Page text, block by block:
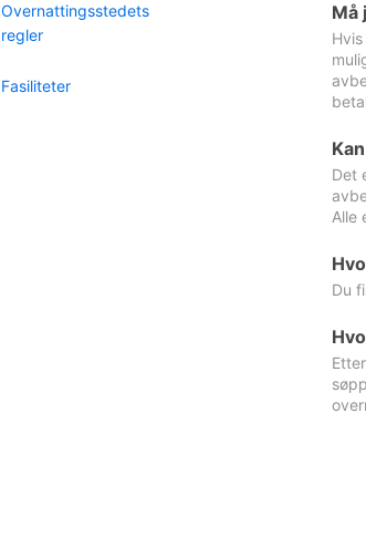
Overnattingsstedets
regler
Fasiliteter
Må
Det
Alle
Du